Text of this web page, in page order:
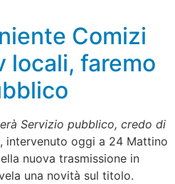
Comizi
locali, faremo
Servizio pubblico, credo di
intervenuto oggi a 24 Mattino
nuova trasmissione in
una novità sul titolo.